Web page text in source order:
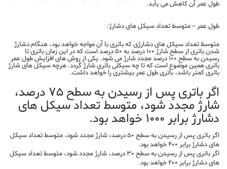
طول عمر آن کاهش می یابد.
طول عمر – متوسط تعداد سیکل های دشارژ:
متوسط تعداد سیکل های دشارژی که باتری با آن مواجه خواهد بود، هنگام دشارژ
شدن باتری از سطح شارژ 100 درصد به 50 درصد است که در این زمان باتری تا
رسیدن به سطح 100 درصد مجدد شارژ می شود. یکی از روش های افزایش طول عمر
باتری همین موضوع است که تا چه سیکلی باتری شارژ گردد. هرچه سیکل های شارژ
باتری کمتر باشد، باتری طول عمر بیشتری را خواهد داشت.
اگر باتری پس از رسیدن به سطح 75 درصد،
شارژ مجدد شود، متوسط تعداد سیکل های
دشارژ برابر 1000 خواهد بود.
اگر باتری پس از رسیدن به سطح 50 درصد، شارژ مجدد شود، متوسط تعداد سیکل
های دشارژ برابر 400 خواهد بود.
اگر باتری پس از رسیدن به سطح 30 درصد، شارژ مجدد شود، متوسط تعداد سیکل
های دشارژ برابر 200 خواهد بود.